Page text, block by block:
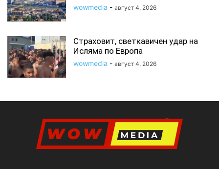
wowmedia - август 4, 2026
Страховит, светкавичен удар на
Исляма по Европа
wowmedia - август 4, 2026